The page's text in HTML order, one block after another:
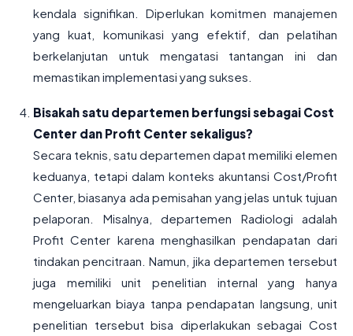
kendala signifikan. Diperlukan komitmen manajemen
yang kuat, komunikasi yang efektif, dan pelatihan
berkelanjutan untuk mengatasi tantangan ini dan
memastikan implementasi yang sukses.
Bisakah satu departemen berfungsi sebagai Cost
Center dan Profit Center sekaligus?
Secara teknis, satu departemen dapat memiliki elemen
keduanya, tetapi dalam konteks akuntansi Cost/Profit
Center, biasanya ada pemisahan yang jelas untuk tujuan
pelaporan. Misalnya, departemen Radiologi adalah
Profit Center karena menghasilkan pendapatan dari
tindakan pencitraan. Namun, jika departemen tersebut
juga memiliki unit penelitian internal yang hanya
mengeluarkan biaya tanpa pendapatan langsung, unit
penelitian tersebut bisa diperlakukan sebagai Cost